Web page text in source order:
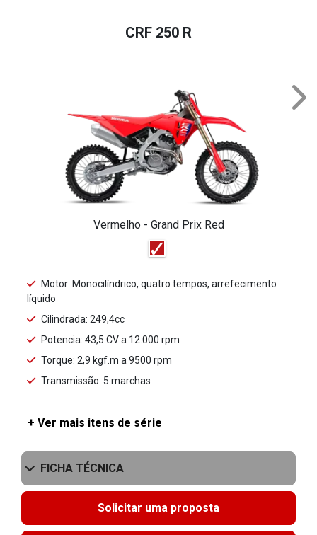
CRF 250 R
Vermelho - Grand Prix Red
Motor: Monocilíndrico, quatro tempos, arrefecimento
líquido
Cilindrada: 249,4cc
Potencia: 43,5 CV a 12.000 rpm
Torque: 2,9 kgf.m a 9500 rpm
Transmissão: 5 marchas
+ Ver mais itens de série
FICHA TÉCNICA
Solicitar uma proposta